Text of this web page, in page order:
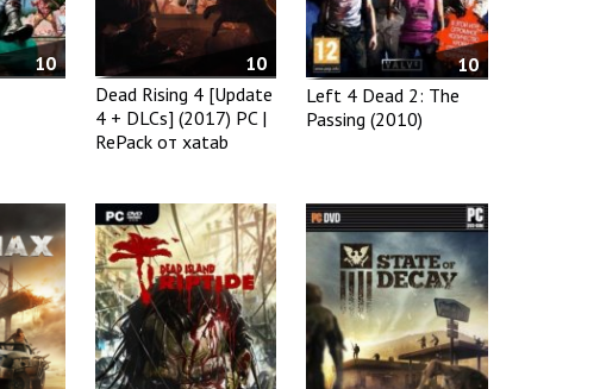
10
10
Dead Rising 4 [Update
4 + DLCs] (2017) PC |
RePack от xatab
10
Left 4 Dead 2: The
Passing (2010)